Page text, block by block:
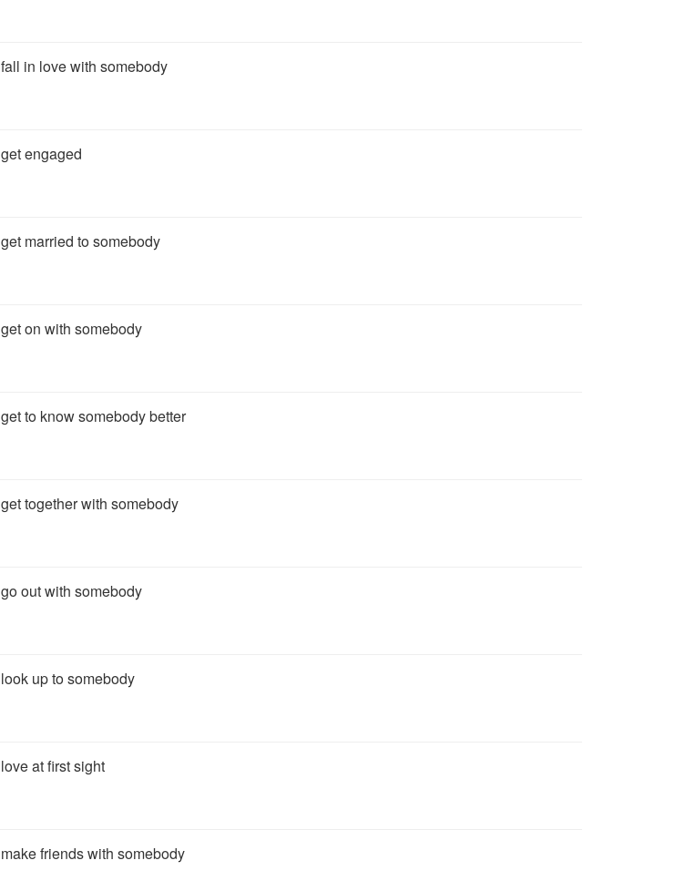
fall in love with somebody
get engaged
get married to somebody
get on with somebody
get to know somebody better
get together with somebody
go out with somebody
look up to somebody
love at first sight
make friends with somebody